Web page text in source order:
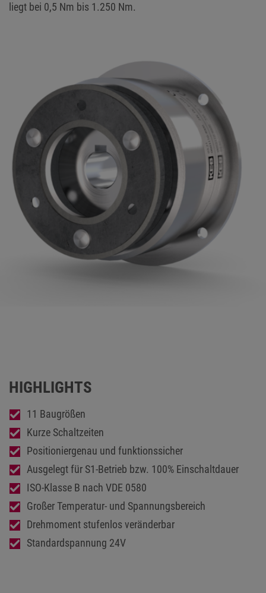
liegt bei 0,5 Nm bis 1.250 Nm.
HIGHLIGHTS
11 Baugrößen
Kurze Schaltzeiten
Positioniergenau und funktionssicher
Ausgelegt für S1-Betrieb bzw. 100% Einschaltdauer
ISO-Klasse B nach VDE 0580
Großer Temperatur- und Spannungsbereich
Drehmoment stufenlos veränderbar
Standardspannung 24V